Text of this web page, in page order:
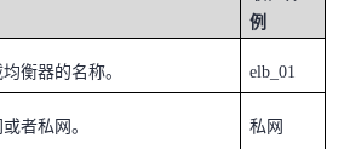
例
衡器的名称。 elb_01
者私网。 私网